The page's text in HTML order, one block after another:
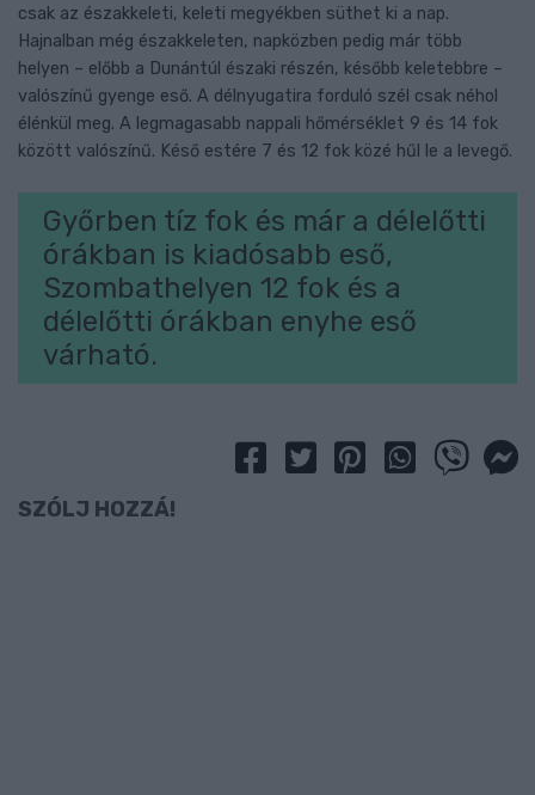
csak az északkeleti, keleti megyékben süthet ki a nap.
Hajnalban még északkeleten, napközben pedig már több
helyen – előbb a Dunántúl északi részén, később keletebbre –
valószínű gyenge eső. A délnyugatira forduló szél csak néhol
élénkül meg. A legmagasabb nappali hőmérséklet 9 és 14 fok
között valószínű. Késő estére 7 és 12 fok közé hűl le a levegő.
Győrben tíz fok és már a délelőtti
órákban is kiadósabb eső,
Szombathelyen 12 fok és a
délelőtti órákban enyhe eső
várható.
SZÓLJ HOZZÁ!